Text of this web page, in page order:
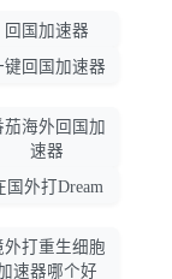
回国加速器
键回国加速器
茄海外回国加
速器
国外打Dream
外打重生细胞
速器哪个好